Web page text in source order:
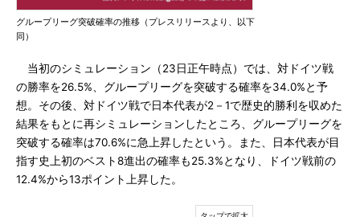
グループリーグ突破確率の推移（プレスリリースより、以下
同）
当初のシミュレーション（23日正午時点）では、対ドイツ戦
の勝率を26.5%、グループリーグを突破する確率を34.0%と予
想。その後、対ドイツ戦で日本代表が2－1で歴史的勝利を収めた
結果をもとに再シミュレーションしたところ、グループリーグを
突破する確率は70.6%に急上昇したという。また、日本代表が目
指す史上初のベスト8進出の確率も25.3%となり、ドイツ戦前の
12.4%から13ポイント上昇した。